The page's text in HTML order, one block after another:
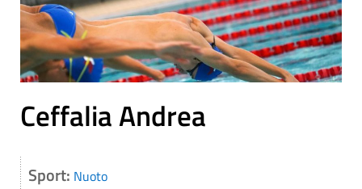
Ceffalia Andrea
Sport: Nuoto